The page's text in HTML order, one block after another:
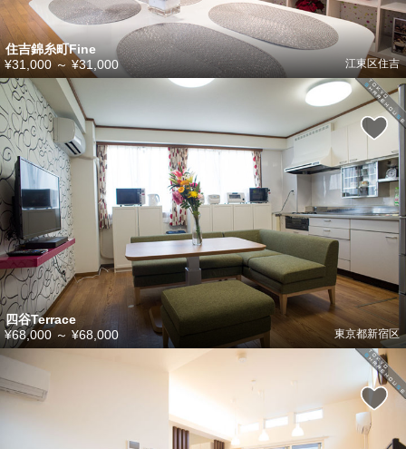
住吉錦糸町Fine
江東区住吉
¥31,000～ ¥31,000
四谷Terrace
東京都新宿区
¥68,000 ～ ¥68,000